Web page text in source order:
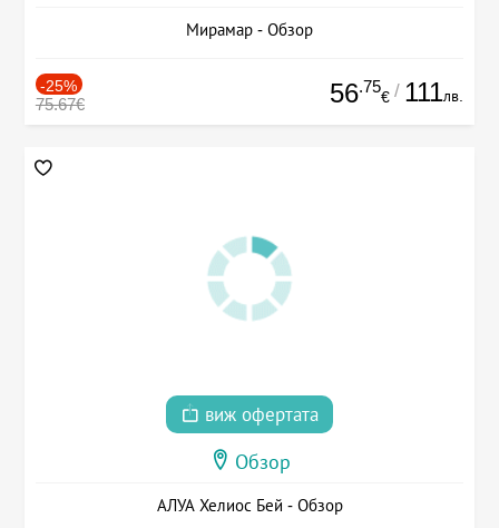
Мирамар - Обзор
-25%
75.67€ 56.75
€ / 111лв.
виж офертата
Обзор
АЛУА Хелиос Бей - Обзор